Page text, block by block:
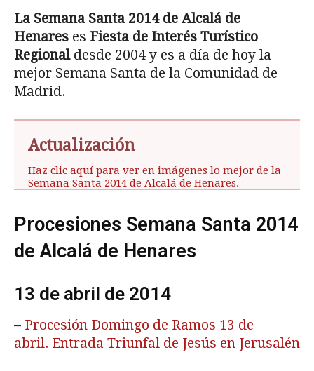
La Semana Santa 2014 de Alcalá de
Henares es Fiesta de Interés Turístico
Regionaldesde 2004 y es a día de hoy la
mejor Semana Santa de la Comunidad de
Madrid.
Actualización
Haz clic aquí para ver en imágenes lo mejor de la
Semana Santa 2014 de Alcalá de Henares.
Procesiones Semana Santa 2014
de Alcalá de Henares
13 de abril de 2014
– Procesión Domingo de Ramos 13 de
abril. Entrada Triunfal de Jesús en Jerusalén